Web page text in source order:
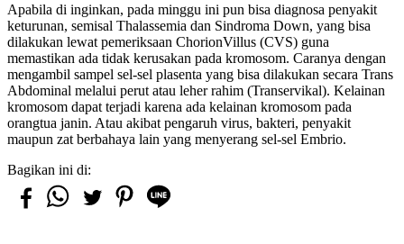
Apabila di inginkan, pada minggu ini pun bisa diagnosa penyakit
keturunan, semisal Thalassemia dan Sindroma Down, yang bisa
dilakukan lewat pemeriksaan ChorionVillus (CVS) guna
memastikan ada tidak kerusakan pada kromosom. Caranya dengan
mengambil sampel sel-sel plasenta yang bisa dilakukan secara Trans
Abdominal melalui perut atau leher rahim (Transervikal). Kelainan
kromosom dapat terjadi karena ada kelainan kromosom pada
orangtua janin. Atau akibat pengaruh virus, bakteri, penyakit
maupun zat berbahaya lain yang menyerang sel-sel Embrio.
Bagikan ini di: